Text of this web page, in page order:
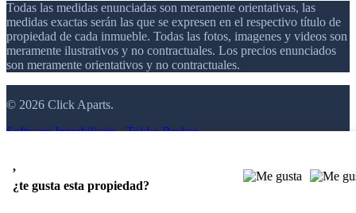
,
¿te gusta esta propiedad?
Todas las medidas enunciadas son meramente orientativas, las
medidas exactas serán las que se expresen en el respectivo título de
propiedad de cada inmueble. Todas las fotos, imagenes y videos son
meramente ilustrativos y no contractuales. Los precios enunciados
son meramente orientativos y no contractuales.
© 2026 Click Aparts.
Software Inmobiliario - Tokko Broker